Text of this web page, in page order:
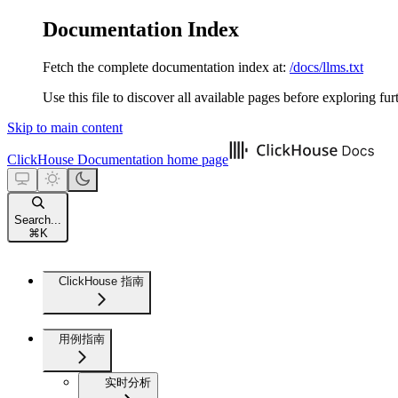
Documentation Index
Fetch the complete documentation index at: /docs/llms.txt
Use this file to discover all available pages before exploring
Skip to main content
ClickHouse Documentation home page
Search...
⌘ K
ClickHouse 指南
用例指南
实时分析